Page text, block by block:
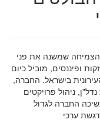
מנוע הצמיחה שמשנה את פני
ופיננסים, מוביל כיום
בישראל. החברה,
ניהול פרויקטים
עסקאות מורכבות. ב-2026 ממשיכה החברה לגדול